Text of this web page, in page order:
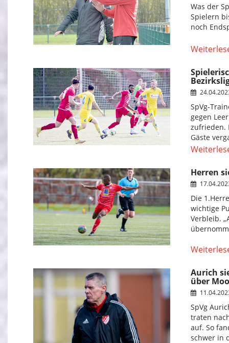
Was der
Spielern
noch
SpVg-
gegen
zufrieden.
Gäste
Herren
Die
wichtige
Verbleib.
Aurich
über
SpVg
traten
auf. So
schwer in